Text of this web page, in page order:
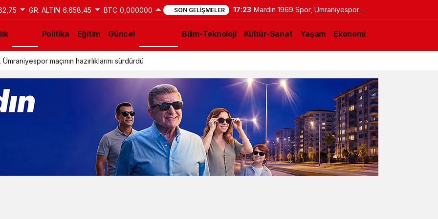
GR. ALTIN 6.658,45 BTC 0,000000 SON GELIŞMELER 17:23 Mardin 1969 Spor, Ümraniyespor
maçının hazırlıklarını sürdürdü
Politika Eğitim Güncel Bilim-Teknoloji Kültür-Sanat Yaşam Ekonomi
maçının hazırlıklarını sürdürdü